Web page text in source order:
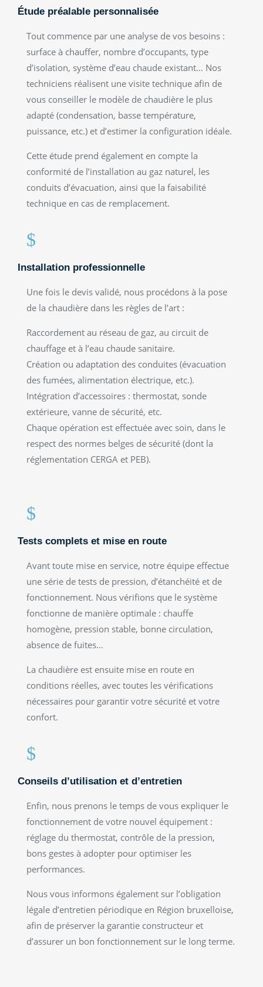
Étude préalable personnalisée
Tout commence par une analyse de vos besoins :
surface à chauffer, nombre d’occupants, type
d’isolation, système d’eau chaude existant… Nos
techniciens réalisent une visite technique afin de
vous conseiller le modèle de chaudière le plus
adapté (condensation, basse température,
puissance, etc.) et d’estimer la configuration idéale.
Cette étude prend également en compte la
conformité de l’installation au gaz naturel, les
conduits d’évacuation, ainsi que la faisabilité
technique en cas de remplacement.
$
Installation professionnelle
Une fois le devis validé, nous procédons à la pose
de la chaudière dans les règles de l’art :
Raccordement au réseau de gaz, au circuit de
chauffage et à l’eau chaude sanitaire.
Création ou adaptation des conduites (évacuation
des fumées, alimentation électrique, etc.).
Intégration d’accessoires : thermostat, sonde
extérieure, vanne de sécurité, etc.
Chaque opération est effectuée avec soin, dans le
respect des normes belges de sécurité (dont la
réglementation CERGA et PEB).
$
Tests complets et mise en route
Avant toute mise en service, notre équipe effectue
une série de tests de pression, d’étanchéité et de
fonctionnement. Nous vérifions que le système
fonctionne de manière optimale : chauffe
homogène, pression stable, bonne circulation,
absence de fuites…
La chaudière est ensuite mise en route en
conditions réelles, avec toutes les vérifications
nécessaires pour garantir votre sécurité et votre
confort.
$
Conseils d’utilisation et d’entretien
Enfin, nous prenons le temps de vous expliquer le
fonctionnement de votre nouvel équipement :
réglage du thermostat, contrôle de la pression,
bons gestes à adopter pour optimiser les
performances.
Nous vous informons également sur l’obligation
légale d’entretien périodique en Région bruxelloise,
afin de préserver la garantie constructeur et
d’assurer un bon fonctionnement sur le long terme.